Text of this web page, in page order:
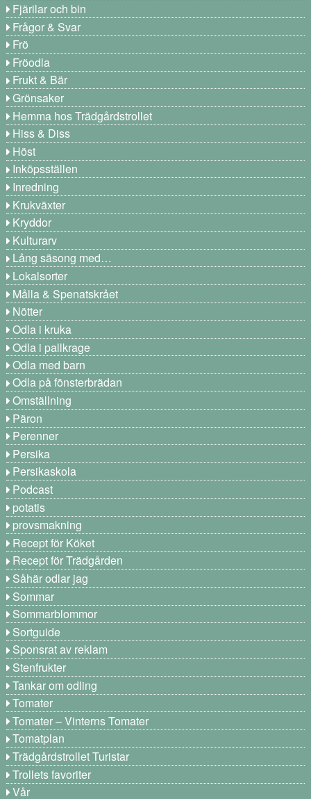
Fjärilar och bin
Frågor & Svar
Frö
Fröodla
Frukt & Bär
Grönsaker
Hemma hos Trädgårdstrollet
Hiss & Diss
Höst
Inköpsställen
Inredning
Krukväxter
Kryddor
Kulturarv
Lång säsong med…
Lokalsorter
Målla & Spenatskrået
Nötter
Odla i kruka
Odla i pallkrage
Odla med barn
Odla på fönsterbrädan
Omställning
Päron
Perenner
Persika
Persikaskola
Podcast
potatis
provsmakning
Recept för Köket
Recept för Trädgården
Såhär odlar jag
Sommar
Sommarblommor
Sortguide
Sponsrat av reklam
Stenfrukter
Tankar om odling
Tomater
Tomater – Vinterns Tomater
Tomatplan
Trädgårdstrollet Turistar
Trollets favoriter
Vår